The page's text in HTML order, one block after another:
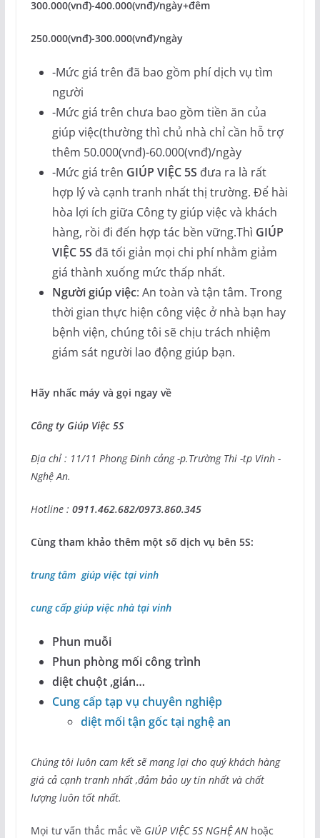
300.000(vnđ)-400.000(vnđ)/ngày+đêm
250.000(vnđ)-300.000(vnđ)/ngày
-Mức giá trên đã bao gồm phí dịch vụ tìm
người
-Mức giá trên chưa bao gồm tiền ăn của
giúp việc(thường thì chủ nhà chỉ cần hỗ trợ
thêm 50.000(vnđ)-60.000(vnđ)/ngày
-Mức giá trên GIÚP VIỆC 5S đưa ra là rất
hợp lý và cạnh tranh nhất thị trường. Để hài
hòa lợi ích giữa Công ty giúp việc và khách
hàng, rồi đi đến hợp tác bền vững.Thì GIÚP
VIỆC 5S đã tối giản mọi chi phí nhằm giảm
giá thành xuống mức thấp nhất.
Người giúp việc: An toàn và tận tâm. Trong
thời gian thực hiện công việc ở nhà bạn hay
bệnh viện, chúng tôi sẽ chịu trách nhiệm
giám sát người lao động giúp bạn.
Hãy nhấc máy và gọi ngay về
Công ty Giúp Việc 5S
Địa chỉ : 11/11 Phong Đinh cảng -p.Trường Thi -tp Vinh -
Nghệ An.
Hotline : 0911.462.682/0973.860.345
Cùng tham khảo thêm một số dịch vụ bên 5S:
trung tâm giúp việc tại vinh
cung cấp giúp việc nhà tại vinh
Phun muỗi
Phun phòng mối công trình
diệt chuột ,gián…
Cung cấp tạp vụ chuyên nghiệp
diệt mối tận gốc tại nghệ an
Chúng tôi luôn cam kết sẽ mang lại cho quý khách hàng
giá cả cạnh tranh nhất ,đảm bảo uy tín nhất và chất
lượng luôn tốt nhất.
Mọi tư vấn thắc mắc về GIÚP VIỆC 5S NGHỆ ANhoặc